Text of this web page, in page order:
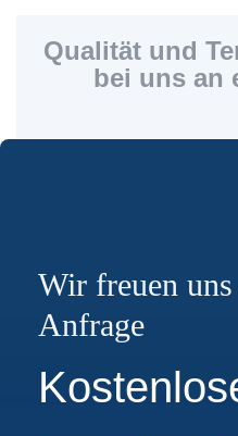
Qualität und
bei uns an
Wir freuen
Anfrage